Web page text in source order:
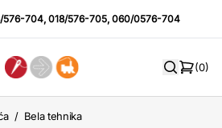
576-704,018/576-705,060/0576-704
(0)
/ Bela tehnika